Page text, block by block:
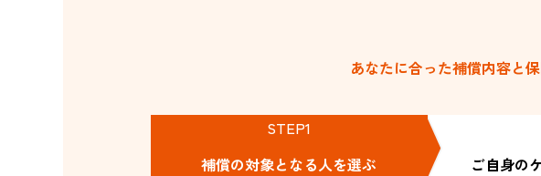
あなたに合った補償内容と
STEP1
補償の対象となる人を選ぶ
ご自身の